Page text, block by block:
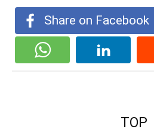
Share on Facebook
TOP